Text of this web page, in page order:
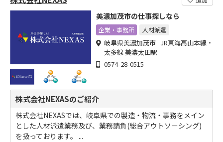
美濃加茂市の仕事探しなら
企業・事務所 人材派遣
岐阜県美濃加茂市 JR東海高山本線・
太多線 美濃太田駅
0574-28-0515
株式会社NEXASのご紹介
株式会社NEXASでは、岐阜県での製造・物流・事務をメイン
とした人材派遣業務及び、業務請負(総合アウトソーシング)
を扱っております。 ...